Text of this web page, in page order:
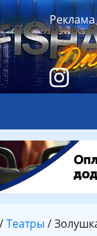
Реклама
/Театры /